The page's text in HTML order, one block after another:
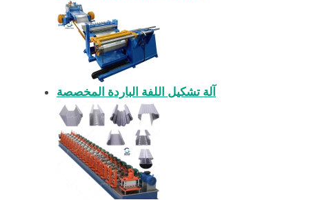
آلة تشكيل اللفة الباردة المخصصة